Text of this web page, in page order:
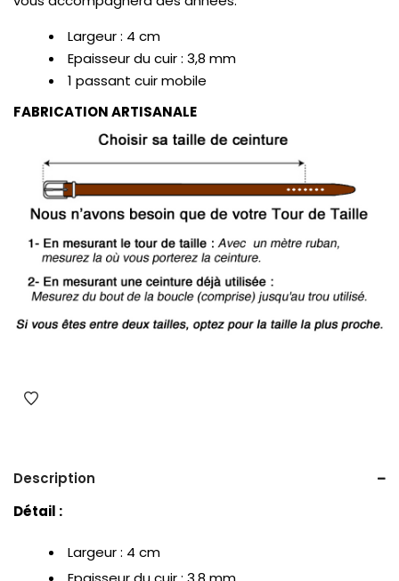
Largeur : 4 cm
Epaisseur du cuir : 3,8 mm
1 passant cuir mobile
FABRICATION ARTISANALE
Description
Détail :
Largeur : 4 cm